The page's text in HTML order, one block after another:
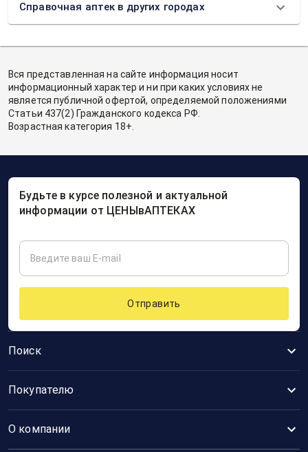
Справочная аптек в других городах
Вся представленная на сайте информация носит
информационный характер и ни при каких условиях не
является публичной офертой, определяемой положениями
Статьи 437(2) Гражданского кодекса РФ.
Возрастная категория 18+.
Поиск
Покупателю
О компании
Будьте в курсе полезной и актуальной
информации от ЦЕНЫвАПТЕКАХ
Отправить